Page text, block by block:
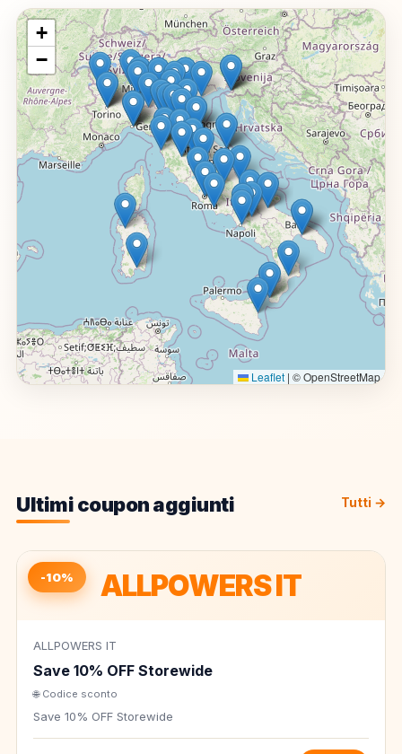
+
−
Leaflet | © OpenStreetMap
Ultimi coupon aggiunti Tutti →
ALLPOWERS IT
-10%
ALLPOWERS IT
Save 10% OFF Storewide
🌐 Codice sconto
Save 10% OFF Storewide